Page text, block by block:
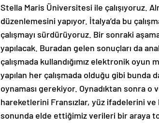
Stella Maris Üniversitesi ile çalışıyoruz.
düzenlemesini yapıyor. İtalya’da bu
çalışmayı sürdürüyoruz. Bir sonraki
yapılacak. Buradan gelen sonuçları da
çalışmada kullandığımız elektronik oyun
yapılan her çalışmada olduğu gibi bunda
oynaması gerekiyor. Oynadıktan sonra
hareketlerini Fransızlar, yüz ifadelerini
sonunda elde ettiğimiz verileri bir araya